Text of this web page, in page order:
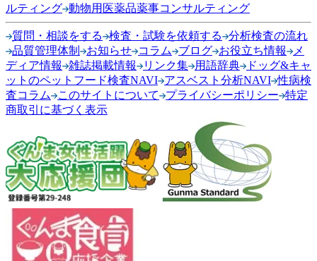
ルティング 動物用医薬品薬事コンサルティング
質問・相談をする 検査・試験を依頼する
分析検査の流れ
品質管理体制
お知らせ コラム ブログ お役立ち情報
メ
ディア情報
雑誌掲載情報 リンク集 用語辞典
ドッグ&キャ
ットのペットフード検査NAVI アスベスト分析NAVI 性病検
査コラム
このサイトについて プライバシーポリシー 特定
商取引に基づく表示